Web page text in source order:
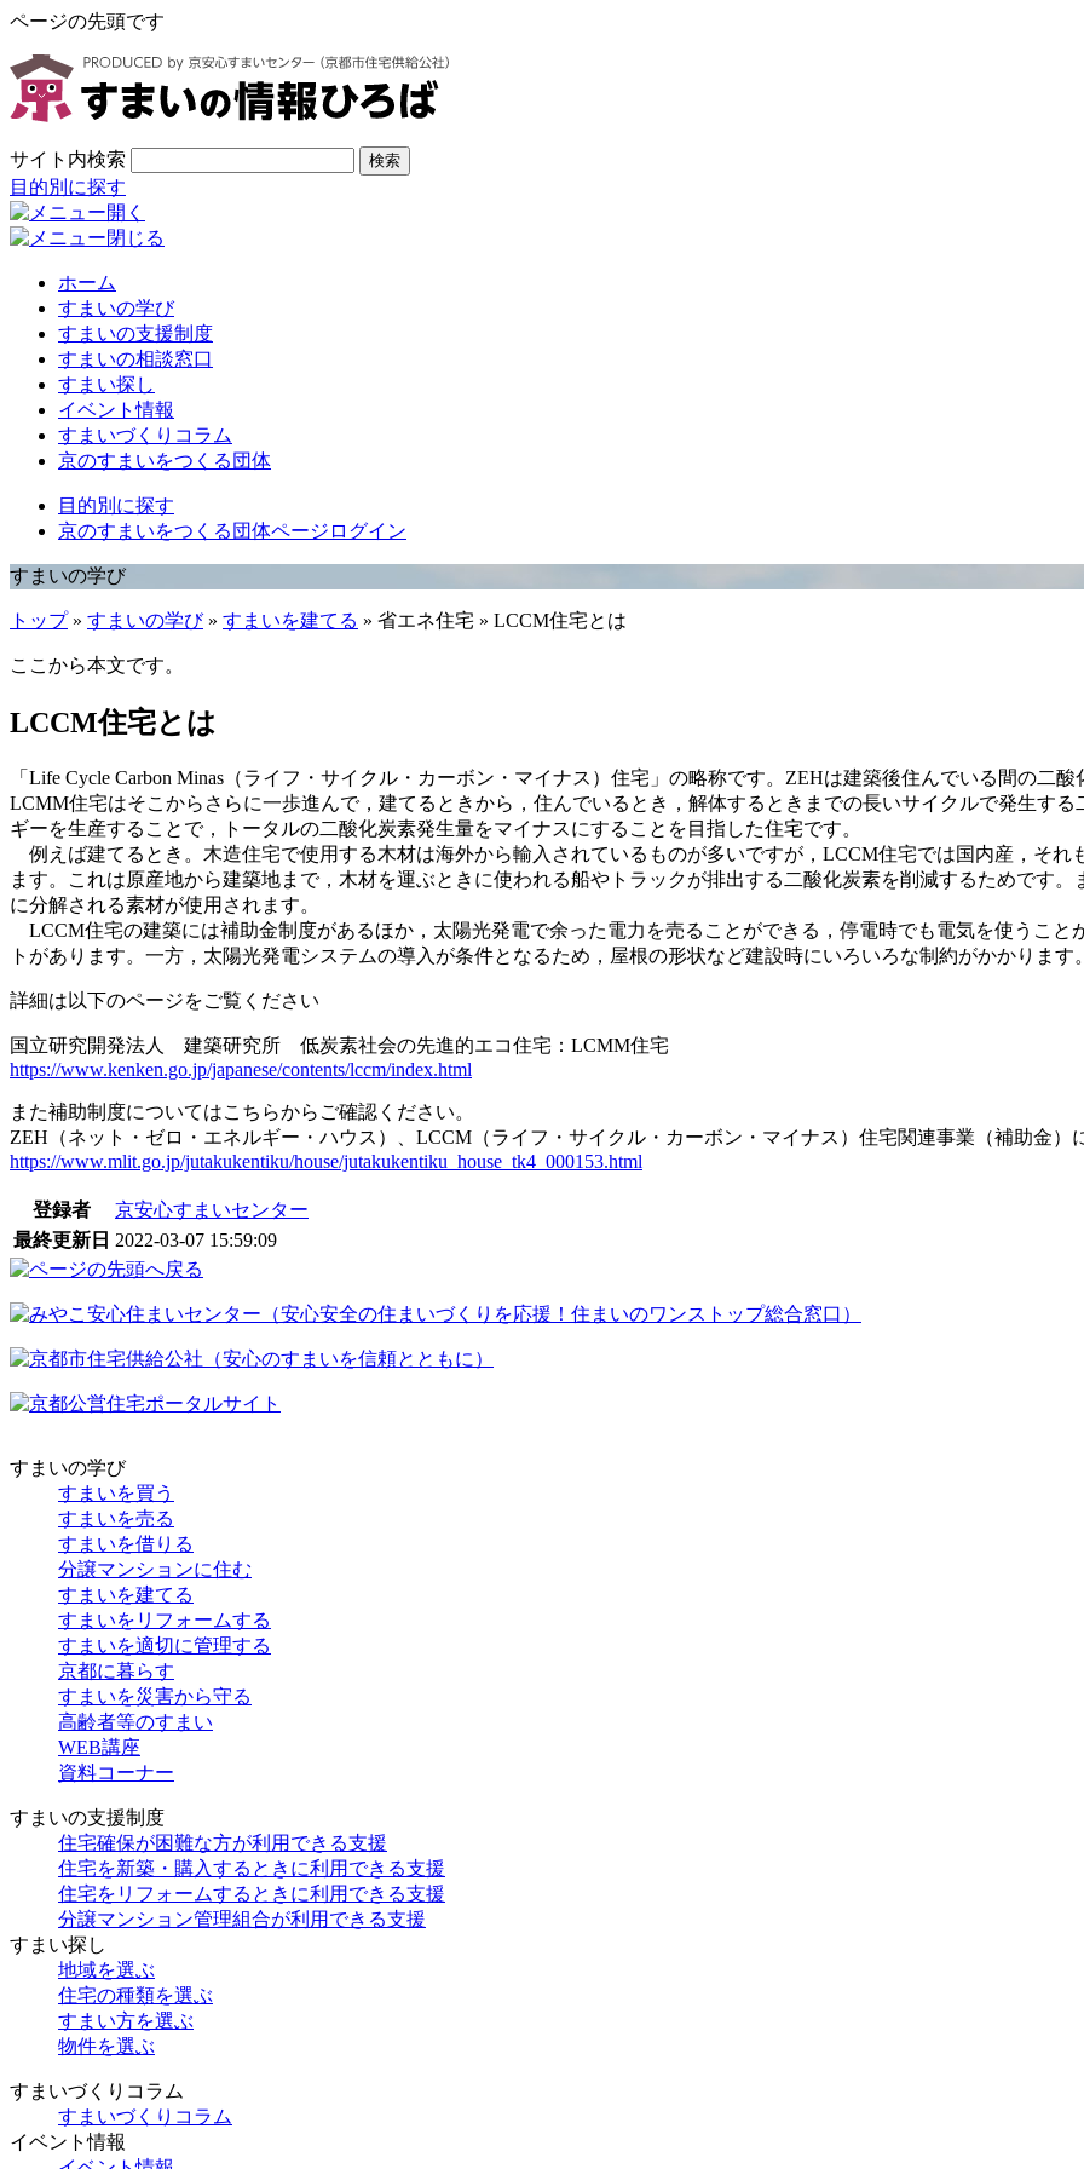
ページの先頭です
サイト内検索 検索
目的別に探す
ホーム
すまいの学び
すまいの支援制度
すまいの相談窓口
すまい探し
イベント情報
すまいづくりコラム
京のすまいをつくる団体
目的別に探す
京のすまいをつくる団体ページログイン
すまいの学び
トップ» すまいの学び» すまいを建てる » 省エネ住宅 » LCCM住宅とは
ここから本文です。
LCCM住宅とは
「Life Cycle Carbon Minas（ライフ・サイクル・カーボン・マイナス）住宅」の略称です。ZEHは建築後住んでいる間の二
LCMM住宅はそこからさらに一歩進んで，建てるときから，住んでいるとき，解体するときまでの長いサイクルで発生す
ギーを生産することで，トータルの二酸化炭素発生量をマイナスにすることを目指した住宅です。
例えば建てるとき。木造住宅で使用する木材は海外から輸入されているものが多いですが，LCCM住宅では国内産，そ
ます。これは原産地から建築地まで，木材を運ぶときに使われる船やトラックが排出する二酸化炭素を削減するためです
に分解される素材が使用されます。
LCCM住宅の建築には補助金制度があるほか，太陽光発電で余った電力を売ることができる，停電時でも電気を使うこ
トがあります。一方，太陽光発電システムの導入が条件となるため，屋根の形状など建設時にいろいろな制約がかかりま
詳細は以下のページをご覧ください
国立研究開発法人 建築研究所 低炭素社会の先進的エコ住宅：LCMM住宅
https://www.kenken.go.jp/japanese/contents/lccm/index.html
また補助制度についてはこちらからご確認ください。
ZEH（ネット・ゼロ・エネルギー・ハウス）、LCCM（ライフ・サイクル・カーボン・マイナス）住宅関連事業（補助金）
https://www.mlit.go.jp/jutakukentiku/house/jutakukentiku_house_tk4_000153.html
登録者
京安心すまいセンター
最終更新日 2022-03-07 15:59:09
すまいの学び
すまいを買う
すまいを売る
すまいを借りる
分譲マンションに住む
すまいを建てる
すまいをリフォームする
すまいを適切に管理する
京都に暮らす
すまいを災害から守る
高齢者等のすまい
WEB講座
資料コーナー
すまいの支援制度
住宅確保が困難な方が利用できる支援
住宅を新築・購入するときに利用できる支援
住宅をリフォームするときに利用できる支援
分譲マンション管理組合が利用できる支援
すまい探し
地域を選ぶ
住宅の種類を選ぶ
すまい方を選ぶ
物件を選ぶ
すまいづくりコラム
すまいづくりコラム
イベント情報